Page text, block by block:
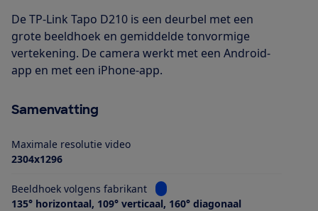
De TP-Link Tapo D210 is een deurbel met een
grote beeldhoek en gemiddelde tonvormige
vertekening. De camera werkt met een Android-
app en met een iPhone-app.
Samenvatting
Maximale resolutie video
2304x1296
Beeldhoek volgens fabrikant
Bekijk informatie voor Beeldhoek
135° horizontaal, 109° verticaal, 160° diagonaal